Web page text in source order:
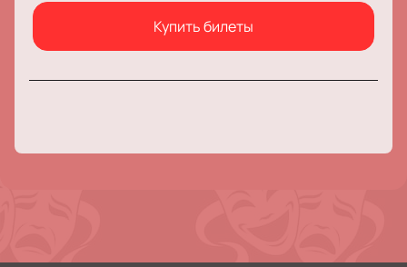
Купить билеты